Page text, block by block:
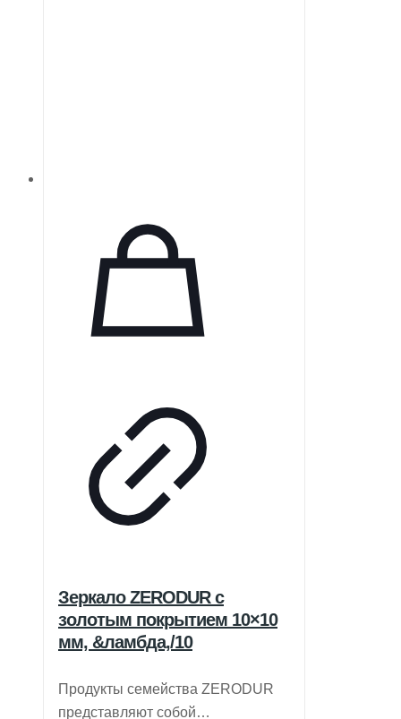
Зеркало ZERODUR с
золотым покрытием 10×10
мм, &ламбда,/10
Продукты семейства ZERODUR
представляют собой